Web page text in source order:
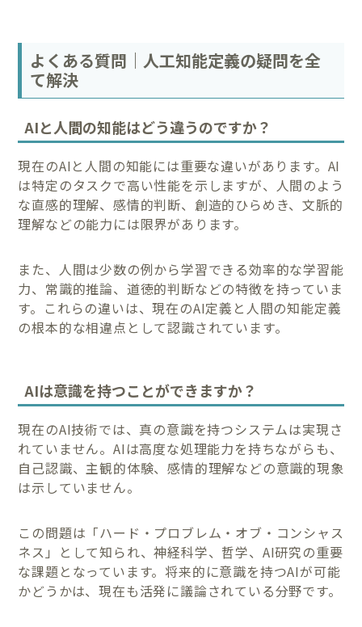
よくある質問｜人工知能定義の疑問を全
て解決
AIと人間の知能はどう違うのですか？
現在のAIと人間の知能には重要な違いがあります。AI
は特定のタスクで高い性能を示しますが、人間のよう
な直感的理解、感情的判断、創造的ひらめき、文脈的
理解などの能力には限界があります。
また、人間は少数の例から学習できる効率的な学習能
力、常識的推論、道徳的判断などの特徴を持っていま
す。これらの違いは、現在のAI定義と人間の知能定義
の根本的な相違点として認識されています。
AIは意識を持つことができますか？
現在のAI技術では、真の意識を持つシステムは実現さ
れていません。AIは高度な処理能力を持ちながらも、
自己認識、主観的体験、感情的理解などの意識的現象
は示していません。
この問題は「ハード・プロブレム・オブ・コンシャス
ネス」として知られ、神経科学、哲学、AI研究の重要
な課題となっています。将来的に意識を持つAIが可能
かどうかは、現在も活発に議論されている分野です。